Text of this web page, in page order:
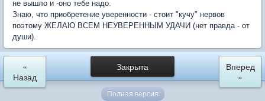
не вышло и -оно тебе надо.
Знаю, что приобретение уверенности - стоит "кучу" нервов
поэтому ЖЕЛАЮ ВСЕМ НЕУВЕРЕННЫМ УДАЧИ (нет правда - от
души).
Закрыта
«
Назад
Вперед
»
Полная версия